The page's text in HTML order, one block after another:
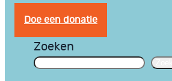
Doe een donatie
Zoeken